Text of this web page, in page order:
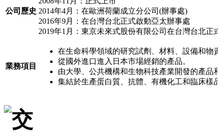
公司歷史 2014年4月：在歐洲荷蘭成立分公司(辦事處)
2016年9月：在台灣台北正式啟動亞太辦事處
2019年1月：東京未來式股份有限公司在台灣台北正
業務項目
在生命科學領域的研究試劑、材料、設備和物
從國外進口進入日本市場經銷的產品。
由大學、公共機構和生物科技產業開發的產品
集結於生產蛋白質、抗體、有機化工和臨床樣